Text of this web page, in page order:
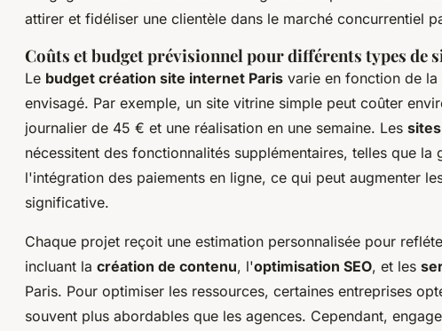
attirer et fidéliser une clientèle dans le marché concurrentiel
Coûts et budget prévisionnel pour différents types de
Le budget création site internet Paris varie en fonction de
envisagé. Par exemple, un site vitrine simple peut coûter
journalier de 45 € et une réalisation en une semaine. Les
nécessitent des fonctionnalités supplémentaires, telles que la
l'intégration des paiements en ligne, ce qui peut augmenter
significative.
Chaque projet reçoit une estimation personnalisée pour
incluant la création de contenu, l'optimisation SEO, et les
Paris. Pour optimiser les ressources, certaines entreprises
souvent plus abordables que les agences. Cependant,